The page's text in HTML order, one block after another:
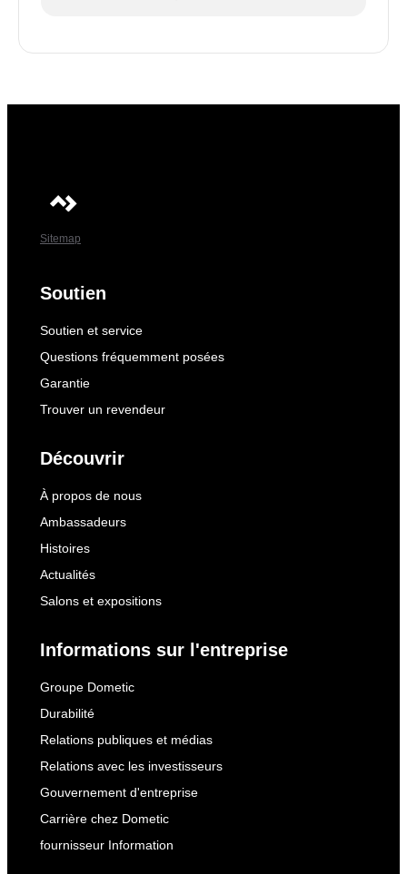
Sitemap
Soutien
Soutien et service
Questions fréquemment posées
Garantie
Trouver un revendeur
Découvrir
À propos de nous
Ambassadeurs
Histoires
Actualités
Salons et expositions
Informations sur l'entreprise
Groupe Dometic
Durabilité
Relations publiques et médias
Relations avec les investisseurs
Gouvernement d'entreprise
Carrière chez Dometic
fournisseur Information